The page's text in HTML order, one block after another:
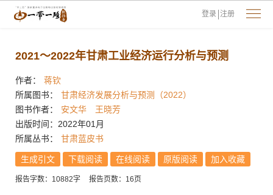
登录 注册
2021～2022年甘肃工业经济运行分析与预测
作者：
蒋钦
所属图书：
甘肃经济发展分析与预测（2022）
图书作者：
安文华
王晓芳
出版时间：2022年01月
所属丛书：
甘肃蓝皮书
生成引文 下载阅读 在线阅读 原版阅读 加入收藏
报告字数：10882字 报告页数：16页